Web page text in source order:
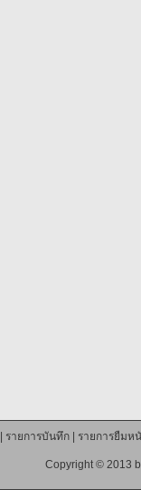
รายการบันทึก| รายการยืมห
Copyright © 2013